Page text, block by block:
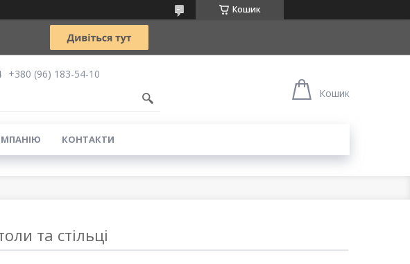
Кошик
+380 (96) 183-54-10
Кошик
КОНТАКТИ
та стільці